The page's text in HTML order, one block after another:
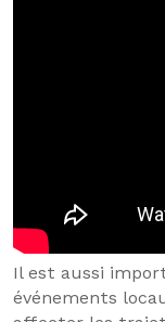
Il est aussi
événements